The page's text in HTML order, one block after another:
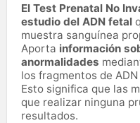
El Test Prenatal No
estudio del ADN fetal
muestra sanguínea
Aporta información
anormalidades
los fragmentos de
Esto significa que las
que realizar ninguna
resultados.